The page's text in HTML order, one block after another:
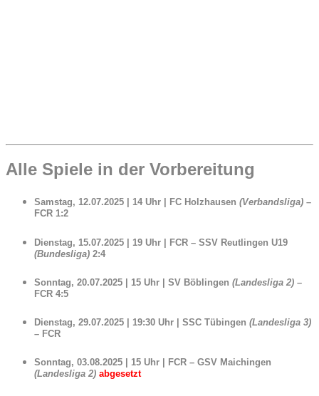
Alle Spiele in der Vorbereitung
Samstag, 12.07.2025 | 14 Uhr | FC Holzhausen (Verbandsliga) –
FCR 1:2
Dienstag, 15.07.2025 | 19 Uhr | FCR – SSV Reutlingen U19
(Bundesliga) 2:4
Sonntag, 20.07.2025 | 15 Uhr | SV Böblingen (Landesliga 2) –
FCR 4:5
Dienstag, 29.07.2025 | 19:30 Uhr | SSC Tübingen (Landesliga 3)
– FCR
Sonntag, 03.08.2025 | 15 Uhr |
FCR – GSV Maichingen
(Landesliga 2) abgesetzt